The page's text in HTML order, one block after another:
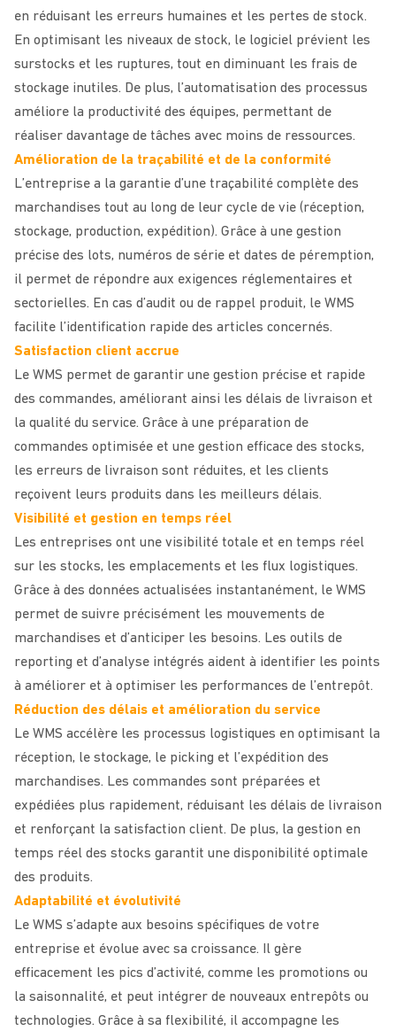
en réduisant les erreurs humaines et les pertes de stock.
En optimisant les niveaux de stock, le logiciel prévient les
surstocks et les ruptures, tout en diminuant les frais de
stockage inutiles. De plus, l’automatisation des processus
améliore la productivité des équipes, permettant de
réaliser davantage de tâches avec moins de ressources.
Amélioration de la traçabilité et de la conformité
L’entreprise a la garantie d’une traçabilité complète des
marchandises tout au long de leur cycle de vie (réception,
stockage, production, expédition). Grâce à une gestion
précise des lots, numéros de série et dates de péremption,
il permet de répondre aux exigences réglementaires et
sectorielles. En cas d’audit ou de rappel produit, le WMS
facilite l’identification rapide des articles concernés.
Satisfaction client accrue
Le WMS permet de garantir une gestion précise et rapide
des commandes, améliorant ainsi les délais de livraison et
la qualité du service. Grâce à une préparation de
commandes optimisée et une gestion efficace des stocks,
les erreurs de livraison sont réduites, et les clients
reçoivent leurs produits dans les meilleurs délais.
Visibilité et gestion en temps réel
Les entreprises ont une visibilité totale et en temps réel
sur les stocks, les emplacements et les flux logistiques.
Grâce à des données actualisées instantanément, le WMS
permet de suivre précisément les mouvements de
marchandises et d’anticiper les besoins. Les outils de
reporting et d’analyse intégrés aident à identifier les points
à améliorer et à optimiser les performances de l’entrepôt.
Réduction des délais et amélioration du service
Le WMS accélère les processus logistiques en optimisant la
réception, le stockage, le picking et l’expédition des
marchandises. Les commandes sont préparées et
expédiées plus rapidement, réduisant les délais de livraison
et renforçant la satisfaction client. De plus, la gestion en
temps réel des stocks garantit une disponibilité optimale
des produits.
Adaptabilité et évolutivité
Le WMS s’adapte aux besoins spécifiques de votre
entreprise et évolue avec sa croissance. Il gère
efficacement les pics d’activité, comme les promotions ou
la saisonnalité, et peut intégrer de nouveaux entrepôts ou
technologies. Grâce à sa flexibilité, il accompagne les